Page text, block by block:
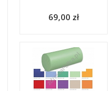
69,00 zł